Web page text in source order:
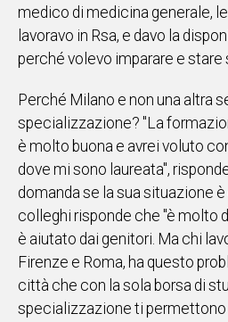
medico di medicina generale,
lavoravo in Rsa, e davo la
perché volevo imparare e stare
Perché Milano e non una altra
specializzazione? "La
è molto buona e avrei voluto
dove mi sono laureata",
domanda se la sua situazione
colleghi risponde che "è molto
è aiutato dai genitori. Ma chi
Firenze e Roma, ha questo
città che con la sola borsa di
specializzazione ti permettono